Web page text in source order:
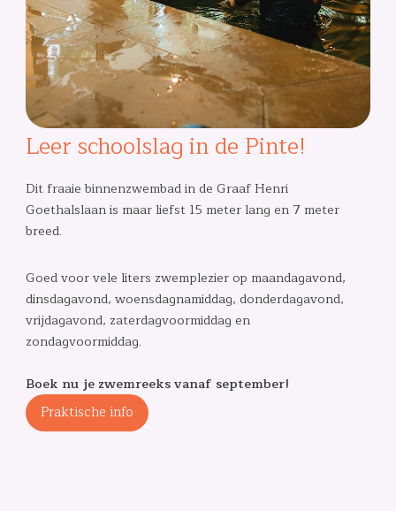
Leer schoolslag in de Pinte!
Dit fraaie binnenzwembad in de Graaf Henri
Goethalslaan is maar liefst 15 meter lang en 7 meter
breed.
Goed voor vele liters zwemplezier op maandagavond,
dinsdagavond, woensdagnamiddag, donderdagavond,
vrijdagavond, zaterdagvoormiddag en
zondagvoormiddag.
Boek nu je zwemreeks vanaf september!
Praktische info